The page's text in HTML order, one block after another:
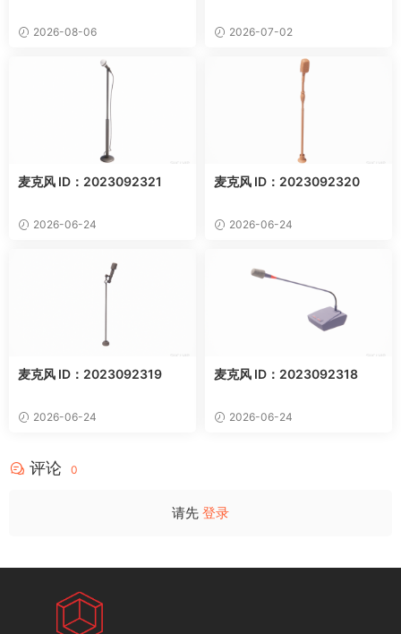
2026-08-06 2026-07-02
麦克风 ID：2023092321
2026-06-24
麦克风 ID：2023092320
2026-06-24
麦克风 ID：2023092319
2026-06-24
麦克风 ID：2023092318
2026-06-24
评论 0
请先 登录